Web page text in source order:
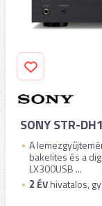
SONY STR-
A
bakelites és a
LX300USB ...
2 ÉVhivatalos,